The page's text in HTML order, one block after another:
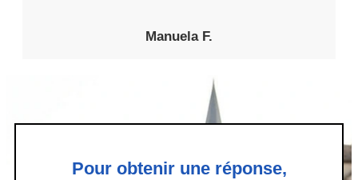
Manuela F.
Pour obtenir une réponse,